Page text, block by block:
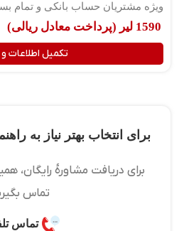
ویژه مشتریان حساب بانکی و تمام
1590 لیر (پرداخت معادل ریالی)
تکمیل اطلاعات
برای انتخاب بهتر نیاز به
برای دریافت مشاورۀ رایگان،
تماس
تماس